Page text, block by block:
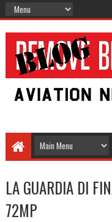
LA GUARDIA DI
72MP